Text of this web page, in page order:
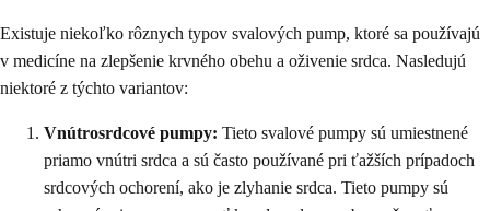
Existuje niekoľko rôznych typov svalových pump, ktoré sa používajú
v medicíne na zlepšenie krvného obehu a oživenie srdca. Nasledujú
niektoré z týchto variantov:
Vnútrosrdcové pumpy: Tieto svalové pumpy sú umiestnené
priamo vnútri srdca a sú často používané pri ťažších prípadoch
srdcových ochorení, ako je zlyhanie srdca. Tieto pumpy sú